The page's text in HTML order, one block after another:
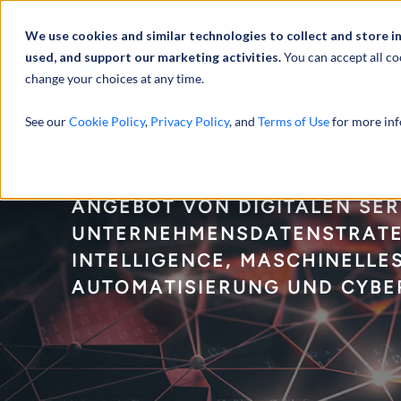
We use cookies and similar technologies to collect and store
used, and support our marketing activities.You can accept all
change your choices at any time.
See ourCookie Policy, Privacy Policy, and Terms of Usefor more
Digital- und
ANGEBOT VON DIGITALEN
INTELLIGENCE,
AUTOMATISIERUNG UND